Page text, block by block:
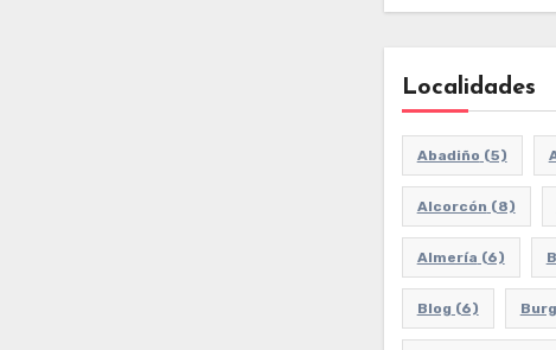
Localidades
Abadiño (5)
Alcorcón (8)
Almería (6)
Blog (6)